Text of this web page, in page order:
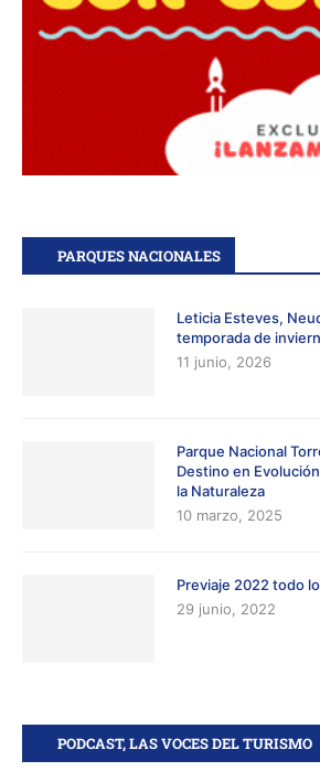
PARQUES NACIONALES
Leticia Esteves,
temporada de
11 junio, 2026
Parque Nacional
Destino en
la Naturaleza
10 marzo, 2025
Previaje 2022 todo
29 junio, 2022
PODCAST, LAS VOCES DEL TURISMO